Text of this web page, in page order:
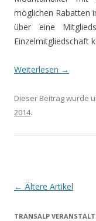
möglichen Rabatten
über eine
Einzelmitgliedschaft
Weiterlesen →
Dieser Beitrag wurde
2014.
Artikel-
← Ältere Artikel
TRANSALP